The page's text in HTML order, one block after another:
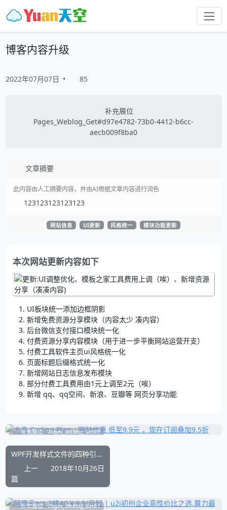
博客内容升级
2022年07月07日 • 85
补充展位
Pages_Weblog_Get#d97e4782-73b0-4412-b6cc-
aecb009f8ba0
文章摘要
此内容由人工摘要内容，并由AI根据文章内容进行润色
123123123123123
网站信息 UI更新 风格统一 模块功能更新
本次网站更新内容如下
UI板块统一添加边框阴影
新增免费资源分享模块（内容太少 凑内容）
后台微信支付接口模块统一化
付费资源分享内容模块（用于进一步平衡网站运营开支）
付费工具软件主页ui风格统一化
页面标题后缀格式统一化
新增网站日志信息发布模块
部分付费工具费用由1元上调至2元（唉）
新增 qq、qq空间、新浪、豆瓣等 网页分享功能
补充展位 Pages_Weblog_Get#0
WPF开发样式文件的四种引用方式
上一
篇
2018年10月26日
补充展位 Pages_Weblog_Get#1